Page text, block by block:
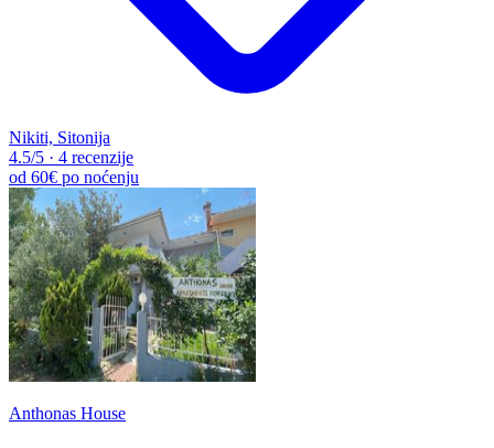
Nikiti, Sitonija
4.5/5 · 4 recenzije
od 60€ po noćenju
Anthonas House